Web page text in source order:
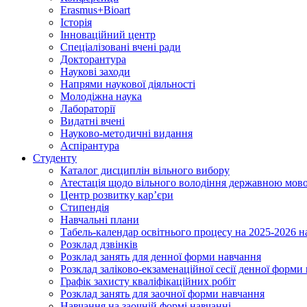
Erasmus+Bioart
Історія
Інноваційний центр
Спеціалізовані вчені ради
Докторантура
Наукові заходи
Напрями наукової діяльності
Молодіжна наука
Лабораторії
Видатні вчені
Науково-методичні видання
Аспірантура
Студенту
Каталог дисциплін вільного вибору
Атестація щодо вільного володіння державною
Центр розвитку кар’єри
Стипендія
Навчальні плани
Табель-календар освітнього процесу на 2025-2026
Розклад дзвінків
Розклад занять для денної форми навчання
Розклад заліково-екзаменаційної сесії денної
Графік захисту кваліфікаційних робіт
Розклад занять для заочної форми навчання